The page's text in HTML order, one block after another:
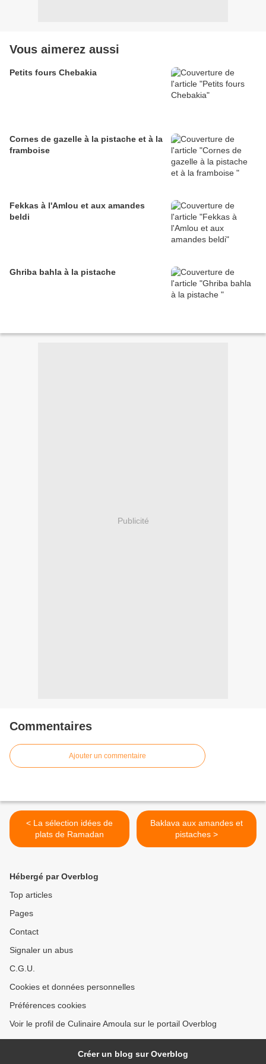
Vous aimerez aussi
Petits fours Chebakia
Cornes de gazelle à la pistache et à la
framboise
Fekkas à l'Amlou et aux amandes
beldi
Ghriba bahla à la pistache
Publicité
Commentaires
Ajouter un commentaire
< La sélection idées de
plats de Ramadan
Baklava aux amandes et
pistaches >
Hébergé par Overblog
Top articles
Pages
Contact
Signaler un abus
C.G.U.
Cookies et données personnelles
Préférences cookies
Voir le profil de Culinaire Amoula sur le portail Overblog
Créer un blog sur Overblog